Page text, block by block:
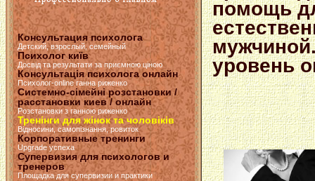
Консультация психолога
Детский, взрослый, семейный
Психолог київ
Досвід та результати за приємною ціною
Консультація психолога онлайн
Психолог-online ганна риженко
Системно-сімейні розстановки /
расстановки киев / онлайн
Розстановки з ганною риженко
Тренінги для жінок та чоловіків
Відносини, самопізнання, ровиток
Корпоративные тренинги
Upgrade успеха
Супервизия для психологов и
тренеров
Площадка для супервизии и практики
помощь
уровень